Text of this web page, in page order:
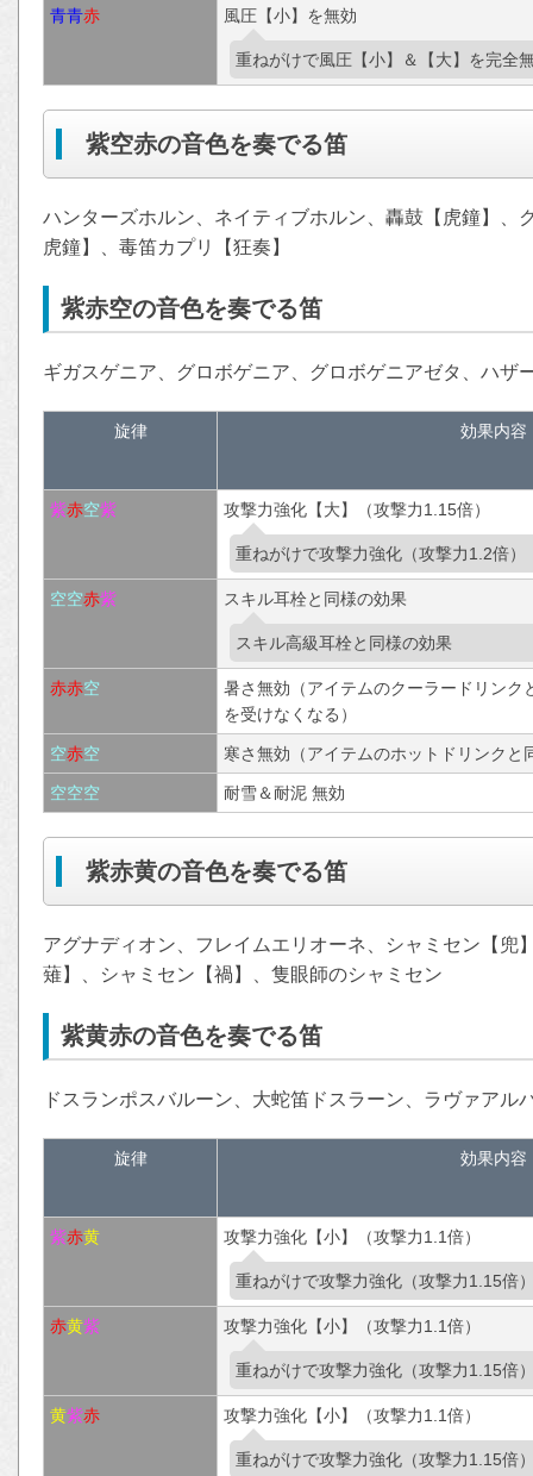
青青赤 風圧【小】を無効
重ねがけで風圧【小】＆【大】を完全
紫空赤の音色を奏でる笛
ハンターズホルン、ネイティブホルン、轟鼓【虎鐘】、
虎鐘】、毒笛カプリ【狂奏】
紫赤空の音色を奏でる笛
ギガスゲニア、グロボゲニア、グロボゲニアゼタ、ハザ
旋律 効果内容
紫赤空紫 攻撃力強化【大】（攻撃力1.15倍）
重ねがけで攻撃力強化（攻撃力1.2倍）
空空赤紫 スキル耳栓と同様の効果
スキル高級耳栓と同様の効果
赤赤空
暑さ無効（アイテムのクーラードリンク
を受けなくなる）
空赤空 寒さ無効（アイテムのホットドリンクと
空空空 耐雪＆耐泥 無効
紫赤黄の音色を奏でる笛
アグナディオン、フレイムエリオーネ、シャミセン【兜
薙】、シャミセン【禍】、隻眼師のシャミセン
紫黄赤の音色を奏でる笛
ドスランポスバルーン、大蛇笛ドスラーン、ラヴァア
旋律 効果内容
紫赤黄 攻撃力強化【小】（攻撃力1.1倍）
重ねがけで攻撃力強化（攻撃力1.15倍
赤黄紫 攻撃力強化【小】（攻撃力1.1倍）
重ねがけで攻撃力強化（攻撃力1.15倍
黄紫赤 攻撃力強化【小】（攻撃力1.1倍）
重ねがけで攻撃力強化（攻撃力1.15倍